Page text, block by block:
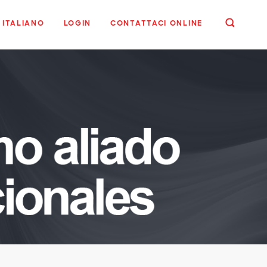
ITALIANO LOGIN CONTATTACI ONLINE